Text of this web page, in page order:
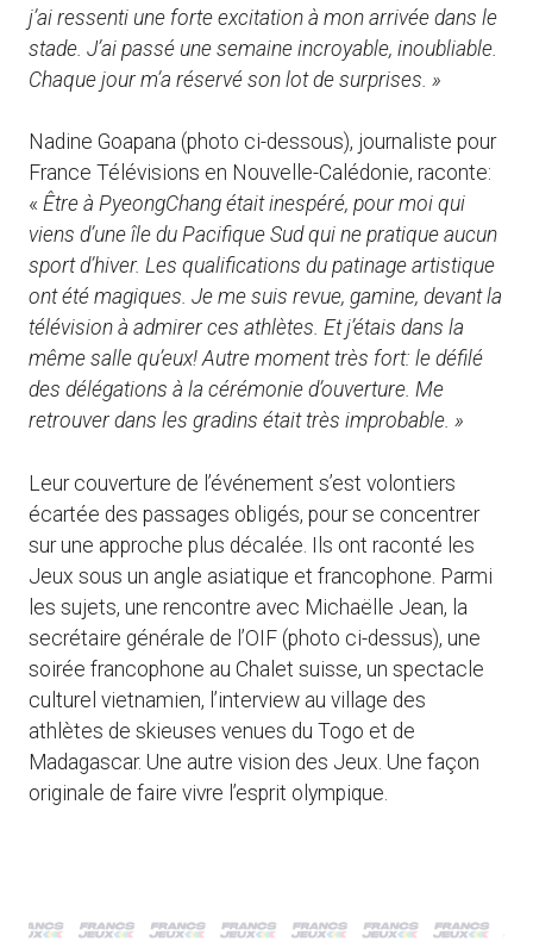
j’ai ressenti une forte excitation à mon arrivée dans le
stade. J’ai passé une semaine incroyable, inoubliable.
Chaque jour m’a réservé son lot de surprises. »
Nadine Goapana (photo ci-dessous), journaliste pour
France Télévisions en Nouvelle-Calédonie, raconte:
« Être à PyeongChang était inespéré, pour moi qui
viens d’une île du Pacifique Sud qui ne pratique aucun
sport d’hiver. Les qualifications du patinage artistique
ont été magiques. Je me suis revue, gamine, devant la
télévision à admirer ces athlètes. Et j’étais dans la
même salle qu’eux! Autre moment très fort: le défilé
des délégations à la cérémonie d’ouverture. Me
retrouver dans les gradins était très improbable. »
Leur couverture de l’événement s’est volontiers
écartée des passages obligés, pour se concentrer
sur une approche plus décalée. Ils ont raconté les
Jeux sous un angle asiatique et francophone. Parmi
les sujets, une rencontre avec Michaëlle Jean, la
secrétaire générale de l’OIF (photo ci-dessus), une
soirée francophone au Chalet suisse, un spectacle
culturel vietnamien, l’interview au village des
athlètes de skieuses venues du Togo et de
Madagascar. Une autre vision des Jeux. Une façon
originale de faire vivre l’esprit olympique.